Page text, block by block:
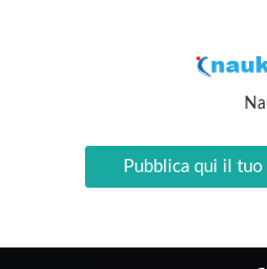
Pubblica qui il